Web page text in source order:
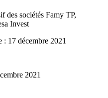
des sociétés Famy TP,
Invest
: 17 décembre 2021
2021